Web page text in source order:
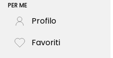
PER ME
Profilo
Favoriti